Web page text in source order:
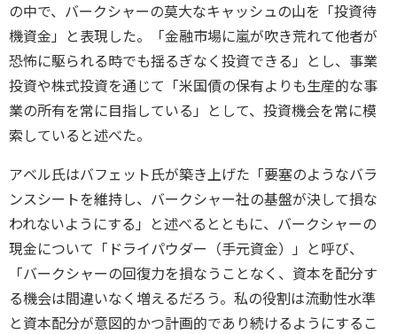
の中で、バークシャーの莫大なキャッシュの山を「投資待
機資金」と表現した。「金融市場に嵐が吹き荒れて他者が
恐怖に駆られる時でも揺るぎなく投資できる」とし、事業
投資や株式投資を通じて「米国債の保有よりも生産的な事
業の所有を常に目指している」として、投資機会を常に模
索していると述べた。
アベル氏はバフェット氏が築き上げた「要塞のようなバラ
ンスシートを維持し、バークシャー社の基盤が決して損な
われないようにする」と述べるとともに、バークシャーの
現金について「ドライパウダー（手元資金）」と呼び、
「バークシャーの回復力を損なうことなく、資本を配分す
る機会は間違いなく増えるだろう。私の役割は流動性水準
と資本配分が意図的かつ計画的であり続けるようにするこ